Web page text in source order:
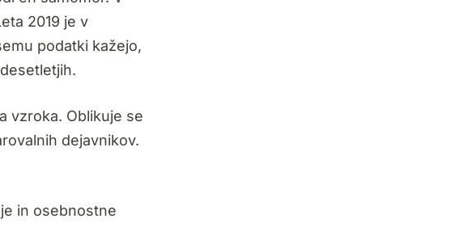
2019 je v
podatki kažejo,
vzroka. Oblikuje se
dejavnikov.
in osebnostne